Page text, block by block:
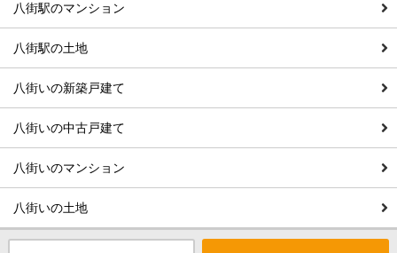
八街駅のマンション
八街駅の土地
八街いの新築戸建て
八街いの中古戸建て
八街いのマンション
八街いの土地